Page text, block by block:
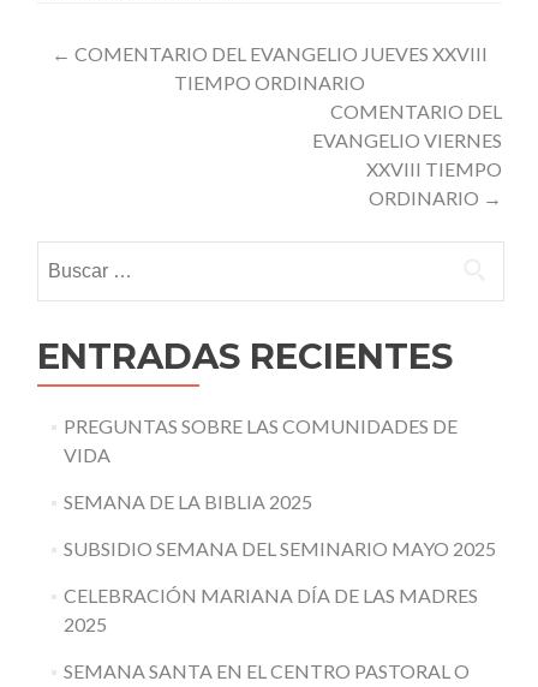
Post
navigation
← COMENTARIO DEL EVANGELIO JUEVES XXVIII
TIEMPO ORDINARIO
COMENTARIO DEL
EVANGELIO VIERNES
XXVIII TIEMPO
ORDINARIO →
ENTRADAS RECIENTES
PREGUNTAS SOBRE LAS COMUNIDADES DE
VIDA
SEMANA DE LA BIBLIA 2025
SUBSIDIO SEMANA DEL SEMINARIO MAYO 2025
CELEBRACIÓN MARIANA DÍA DE LAS MADRES
2025
SEMANA SANTA EN EL CENTRO PASTORAL O